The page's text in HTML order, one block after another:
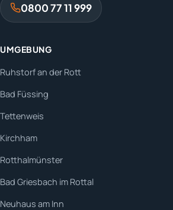
0800 77 11 999
UMGEBUNG
Ruhstorf an der Rott
Bad Füssing
Tettenweis
Kirchham
Rotthalmünster
Bad Griesbach im Rottal
Neuhaus am Inn